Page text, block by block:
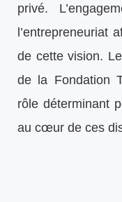
privé.
l’entrepreneuriat
de cette vision.
de la Fondation
rôle déterminant
au cœur de ces